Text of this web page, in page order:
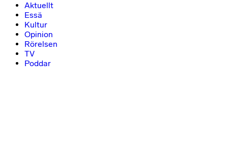
Aktuellt
Essä
Kultur
Opinion
Rörelsen
TV
Poddar